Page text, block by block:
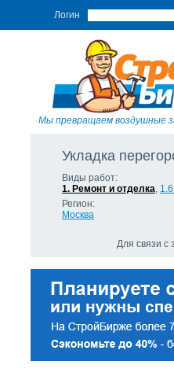
Логин
Мы превращаем воздушные
Укладка
Виды работ:
1. Ремонт и отделка,
Регион:
Москва
Для связи с